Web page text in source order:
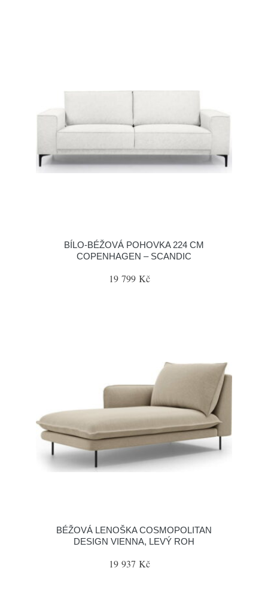
BÍLO-BÉŽOVÁ POHOVKA 224 CM
COPENHAGEN – SCANDIC
19 799 Kč
BÉŽOVÁ LENOŠKA COSMOPOLITAN
DESIGN VIENNA, LEVÝ ROH
19 937 Kč